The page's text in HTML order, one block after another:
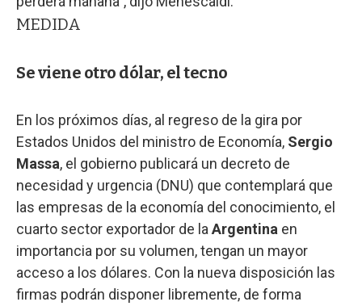
MEDIDA
Se viene otro dólar, el tecno
En los próximos días, al regreso de la gira por
Estados Unidos del ministro de Economía, Sergio
Massa, el gobierno publicará un decreto de
necesidad y urgencia (DNU) que contemplará que
las empresas de la economía del conocimiento, el
cuarto sector exportador de la Argentina en
importancia por su volumen, tengan un mayor
acceso a los dólares. Con la nueva disposición las
firmas podrán disponer libremente, de forma